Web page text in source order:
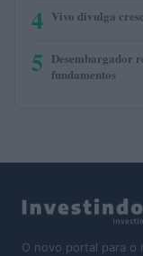
4 Vivo divulga
5 Desembargador
fundamentos
O novo portal para o